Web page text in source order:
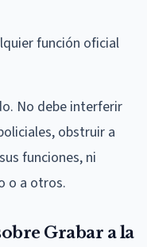
función oficial
No debe interferir
obstruir a
funciones, ni
o a otros.
Grabar a la